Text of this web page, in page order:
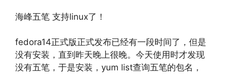
海峰五笔 支持linux了！
fedora14正式版正式发布已经有一段时间了，但是
没有安装，直到昨天晚上很晚。今天使用时才发现
没有五笔，于是安装，yum list查询五笔的包名，